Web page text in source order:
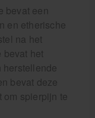
bevat een
en etherische
na het
bevat het
herstellende
bevat deze
om spierpijn te